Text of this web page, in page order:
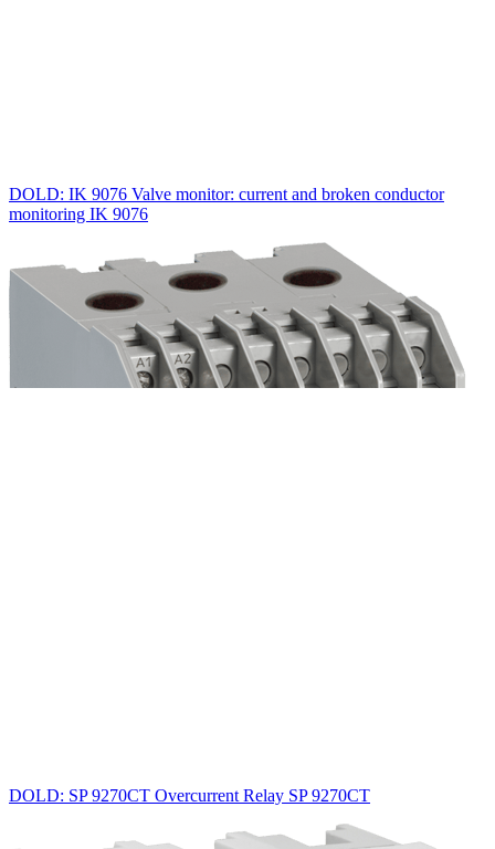
DOLD: IK 9076 Valve monitor: current and broken conductor
monitoring IK 9076
DOLD: SP 9270CT Overcurrent Relay SP 9270CT